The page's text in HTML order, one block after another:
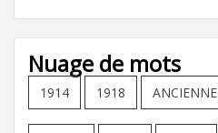
Nuage de mots
1914 1918 ANCIENNE